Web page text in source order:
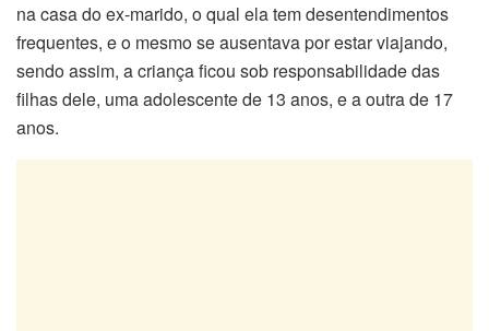
na casa do ex-marido, o qual ela tem desentendimentos
frequentes, e o mesmo se ausentava por estar viajando,
sendo assim, a criança ficou sob responsabilidade das
filhas dele, uma adolescente de 13 anos, e a outra de 17
anos.